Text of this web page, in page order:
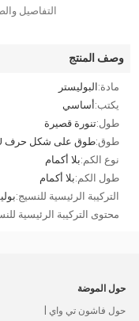
التفاصيل
وصف المنتج
مادة:البوليستر
يكتب:أساسي
طول:تنورة قصيرة
طوق:طوق على شكل حرف U
نوع الكم:بلا أكمام
طول الكم:بلا أكمام
التركيبة الرئيسية للنسيج:
محتوى التركيبة الرئيسية
حول الموضة
حول فاشون تي واي |